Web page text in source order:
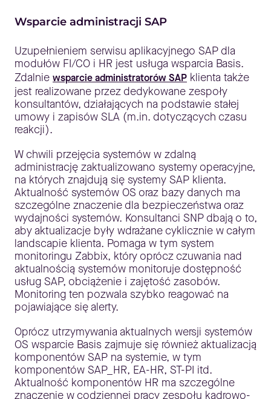
Wsparcie administracji SAP
Uzupełnieniem serwisu aplikacyjnego SAP dla
modułów FI/CO i HR jest usługa wsparcia Basis.
Zdalnie wsparcie administratorów SAP klienta także
jest realizowane przez dedykowane zespoły
konsultantów, działających na podstawie stałej
umowy i zapisów SLA (m.in. dotyczących czasu
reakcji).
W chwili przejęcia systemów w zdalną
administrację zaktualizowano systemy operacyjne,
na których znajdują się systemy SAP klienta.
Aktualność systemów OS oraz bazy danych ma
szczególne znaczenie dla bezpieczeństwa oraz
wydajności systemów. Konsultanci SNP dbają o to,
aby aktualizacje były wdrażane cyklicznie w całym
landscapie klienta. Pomaga w tym system
monitoringu Zabbix, który oprócz czuwania nad
aktualnością systemów monitoruje dostępność
usług SAP, obciążenie i zajętość zasobów.
Monitoring ten pozwala szybko reagować na
pojawiające się alerty.
Oprócz utrzymywania aktualnych wersji systemów
OS wsparcie Basis zajmuje się również aktualizacją
komponentów SAP na systemie, w tym
komponentów SAP_HR, EA-HR, ST-PI itd.
Aktualność komponentów HR ma szczególne
znaczenie w codziennej pracy zespołu kadrowo-